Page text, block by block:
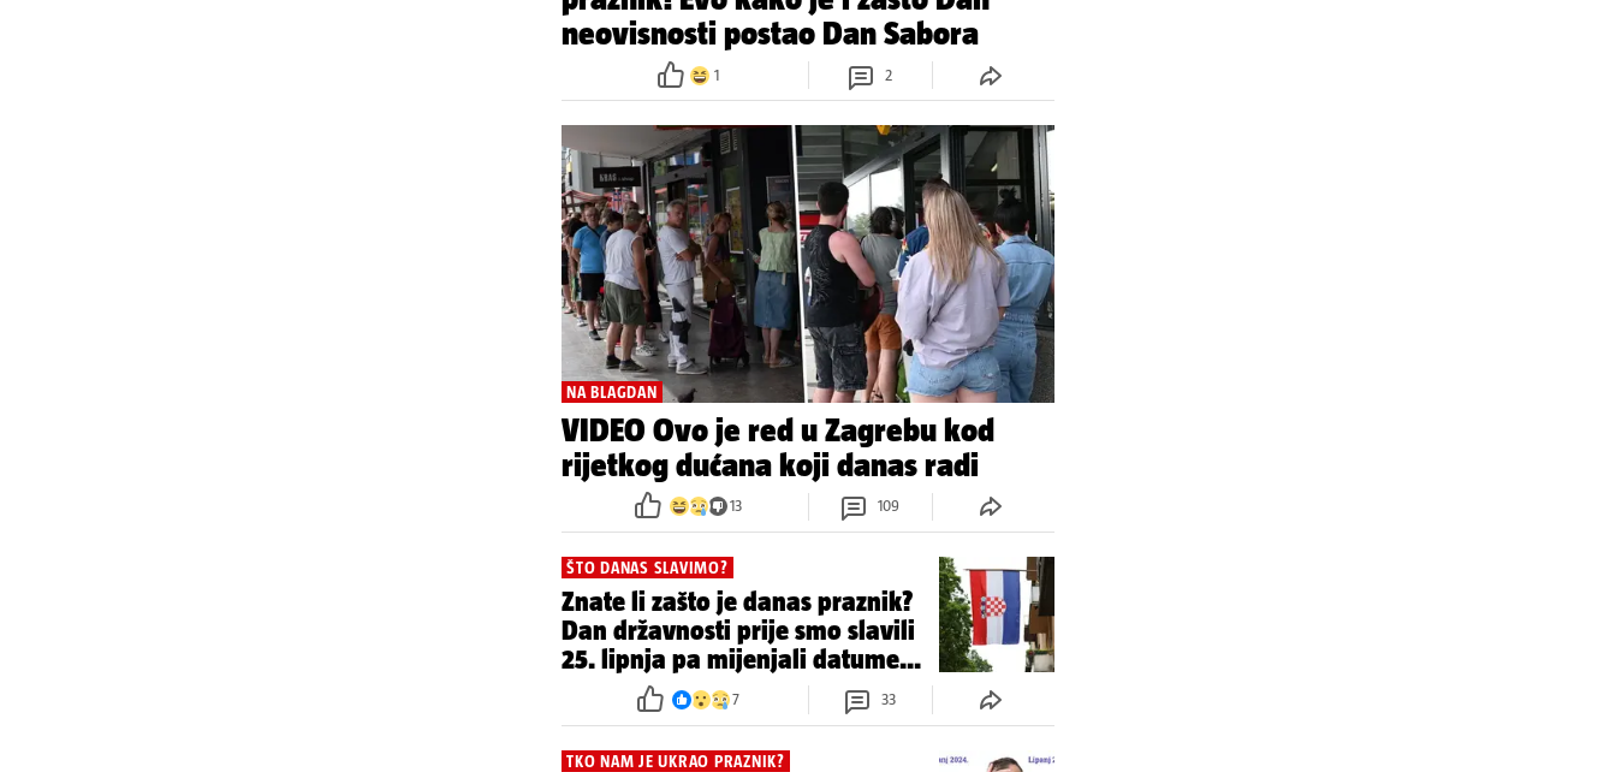
neovisnosti postao Dan Sabora
1 2
NA BLAGDAN
VIDEO Ovo je red u Zagrebu kod
rijetkog dućana koji danas radi
13 109
ŠTO DANAS SLAVIMO?
Znate li zašto je danas praznik?
Dan državnosti prije smo slavili
25. lipnja pa mijenjali datume...
7 33
TKO NAM JE UKRAO PRAZNIK?